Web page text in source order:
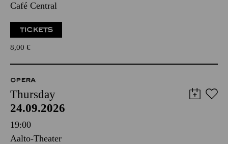
Café Central
TICKETS
8,00 €
OPERA
Thursday
24.09.2026
19:00
Aalto-Theater